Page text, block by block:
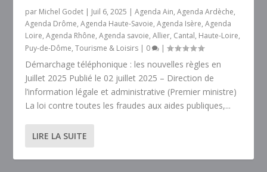
par Michel Godet | Juil 6, 2025 |Agenda Ain,Agenda Ardèche,
Agenda Drôme,Agenda Haute-Savoie,Agenda Isère,Agenda
Loire,Agenda Rhône,Agenda savoie,Allier, Cantal, Haute-Loire,
Puy-de-Dôme,Tourisme & Loisirs | 0 |
Démarchage téléphonique : les nouvelles règles en
Juillet 2025 Publié le 02 juillet 2025 – Direction de
l’information légale et administrative (Premier ministre)
La loi contre toutes les fraudes aux aides publiques,...
LIRE LA SUITE